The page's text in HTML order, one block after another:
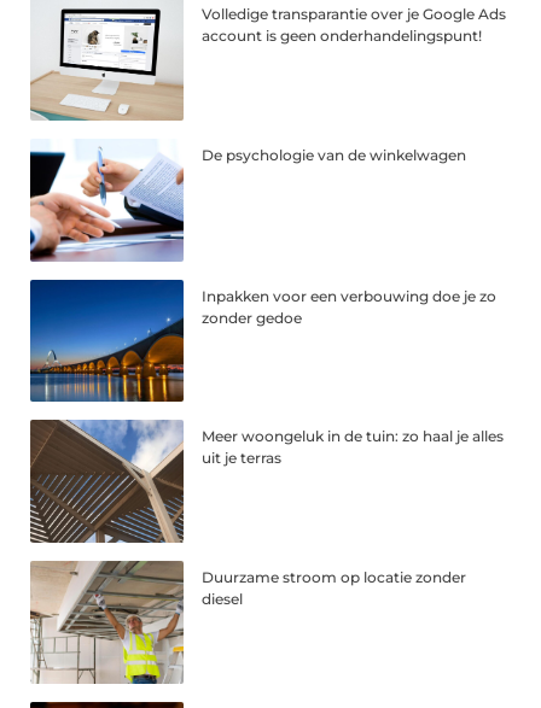
Volledige transparantie over je Google Ads
account is geen onderhandelingspunt!
De psychologie van de winkelwagen
Inpakken voor een verbouwing doe je zo
zonder gedoe
Meer woongeluk in de tuin: zo haal je alles
uit je terras
Duurzame stroom op locatie zonder
diesel